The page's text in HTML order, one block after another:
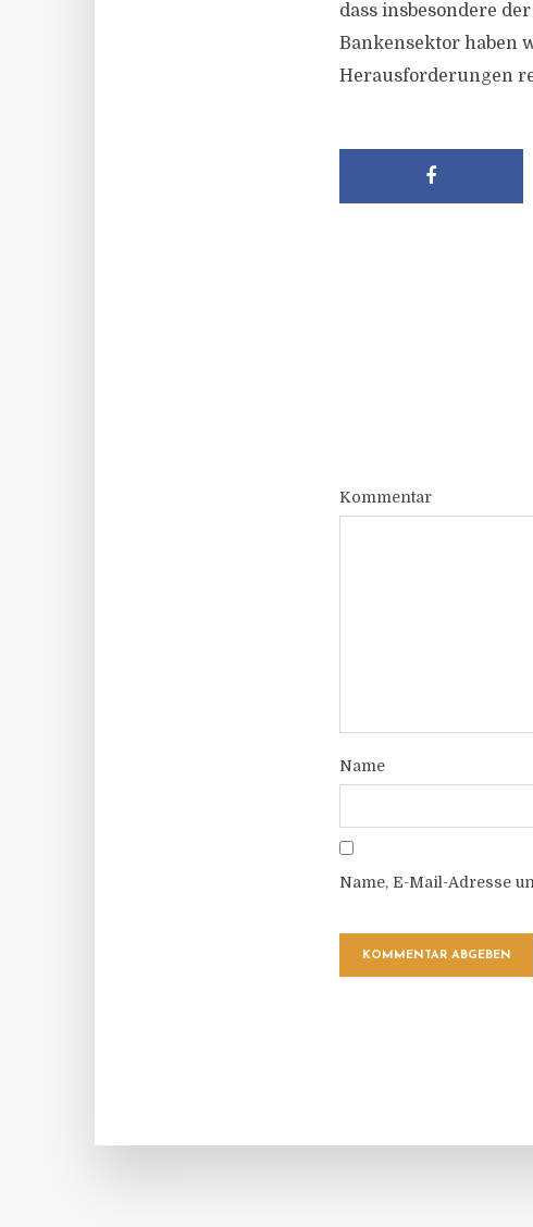
dass insbesondere
Bankensektor haben
Herausforderungen
Kommentar
Name
Name, E-Mail-Adresse